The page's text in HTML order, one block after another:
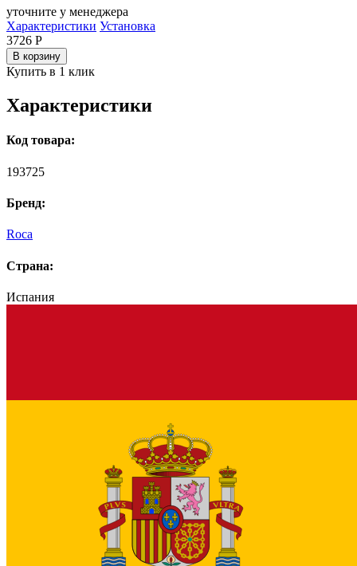
уточните у менеджера
Характеристики Установка
3726 Р
В корзину
Купить в 1 клик
Характеристики
Код товара:
193725
Бренд:
Roca
Страна:
Испания